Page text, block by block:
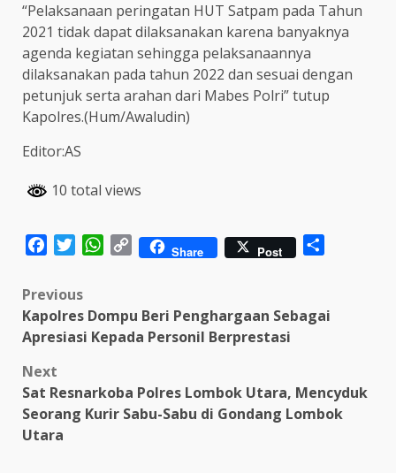
“Pelaksanaan peringatan HUT Satpam pada Tahun
2021 tidak dapat dilaksanakan karena banyaknya
agenda kegiatan sehingga pelaksanaannya
dilaksanakan pada tahun 2022 dan sesuai dengan
petunjuk serta arahan dari Mabes Polri” tutup
Kapolres.(Hum/Awaludin)
Editor:AS
10 total views
FacebookTwitterWhatsApp
Copy Share Post
Post
navigation
Previous
Kapolres Dompu Beri Penghargaan Sebagai
Apresiasi Kepada Personil Berprestasi
Next
Sat Resnarkoba Polres Lombok Utara, Mencyduk
Seorang Kurir Sabu-Sabu di Gondang Lombok
Utara